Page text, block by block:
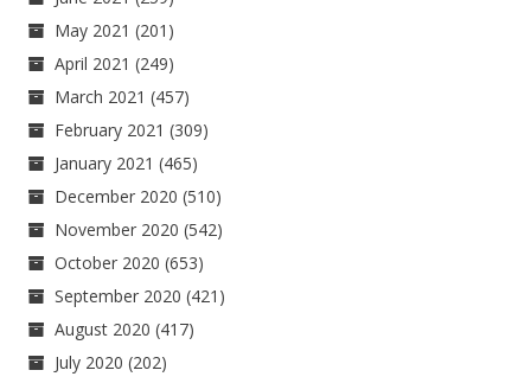
May 2021 (201)
April 2021 (249)
March 2021 (457)
February 2021 (309)
January 2021 (465)
December 2020 (510)
November 2020 (542)
October 2020 (653)
September 2020 (421)
August 2020 (417)
July 2020 (202)